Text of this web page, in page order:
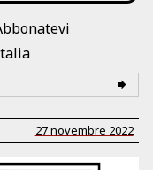
27 novembre 2022